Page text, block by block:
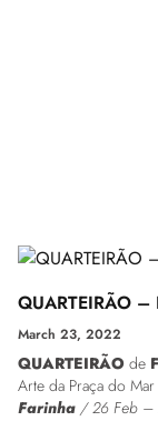
QUARTEIRÃO
March 23, 2022
QUARTEIRÃO de
Arte da Praça do
Farinha / 26 Feb –